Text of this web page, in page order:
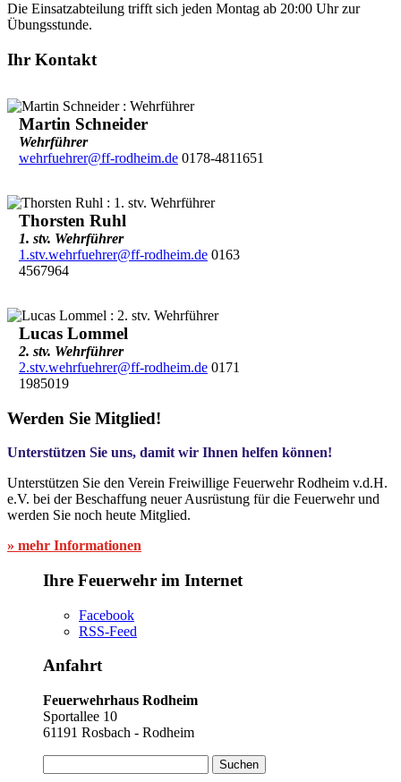
Die Einsatzabteilung trifft sich jeden Montag ab 20:00 Uhr zur
Übungsstunde.
Ihr Kontakt
Martin Schneider
Wehrführer
wehrfuehrer@ff-rodheim.de0178-4811651
Thorsten Ruhl
1. stv. Wehrführer
1.stv.wehrfuehrer@ff-rodheim.de0163
4567964
Lucas Lommel
2. stv. Wehrführer
2.stv.wehrfuehrer@ff-rodheim.de0171
1985019
Werden Sie Mitglied!
Unterstützen Sie uns, damit wir Ihnen helfen können!
Unterstützen Sie den Verein Freiwillige Feuerwehr Rodheim v.d.H.
e.V. bei der Beschaffung neuer Ausrüstung für die Feuerwehr und
werden Sie noch heute Mitglied.
» mehr Informationen
Ihre Feuerwehr im Internet
Facebook
RSS-Feed
Anfahrt
Feuerwehrhaus Rodheim
Sportallee 10
61191 Rosbach - Rodheim
nach: